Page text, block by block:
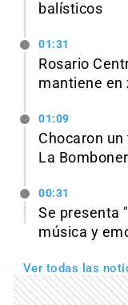
balísticos
01:31
Rosario
mantiene en
01:09
Chocaron
La
00:31
Se presenta
música y
Ver todas las